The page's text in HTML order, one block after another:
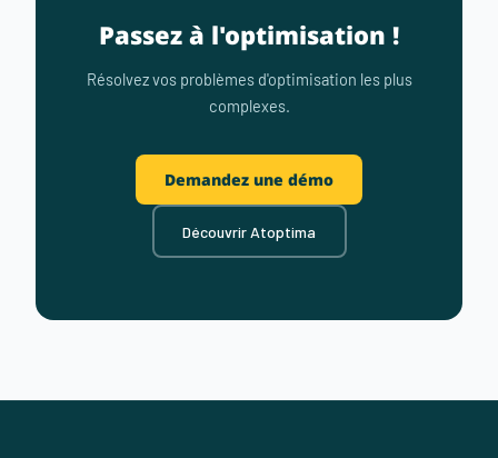
Passez à l'optimisation !
Résolvez vos problèmes d'optimisation les plus
complexes.
Demandez une démo
Découvrir Atoptima